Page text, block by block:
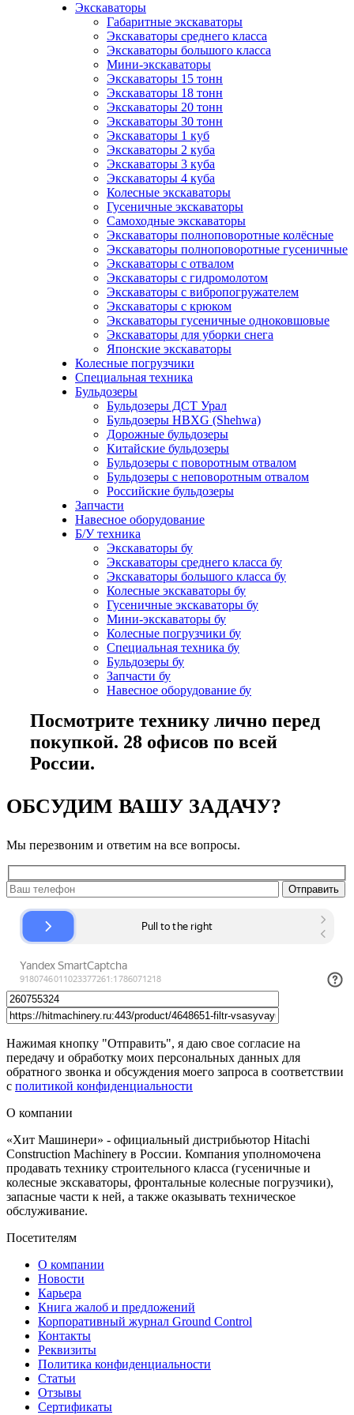
Экскаваторы
Габаритные экскаваторы
Экскаваторы среднего класса
Экскаваторы большого класса
Мини-экскаваторы
Экскаваторы 15 тонн
Экскаваторы 18 тонн
Экскаваторы 20 тонн
Экскаваторы 30 тонн
Экскаваторы 1 куб
Экскаваторы 2 куба
Экскаваторы 3 куба
Экскаваторы 4 куба
Колесные экскаваторы
Гусеничные экскаваторы
Самоходные экскаваторы
Экскаваторы полноповоротные колёсные
Экскаваторы полноповоротные гусеничные
Экскаваторы с отвалом
Экскаваторы с гидромолотом
Экскаваторы с вибропогружателем
Экскаваторы с крюком
Экскаваторы гусеничные одноковшовые
Экскаваторы для уборки снега
Японские экскаваторы
Колесные погрузчики
Специальная техника
Бульдозеры
Бульдозеры ДСТ Урал
Бульдозеры HBXG (Shehwa)
Дорожные бульдозеры
Китайские бульдозеры
Бульдозеры с поворотным отвалом
Бульдозеры с неповоротным отвалом
Российские бульдозеры
Запчасти
Навесное оборудование
Б/У техника
Экскаваторы бу
Экскаваторы среднего класса бу
Экскаваторы большого класса бу
Колесные экскаваторы бу
Гусеничные экскаваторы бу
Мини-экскаваторы бу
Колесные погрузчики бу
Специальная техника бу
Бульдозеры бу
Запчасти бу
Навесное оборудование бу
Посмотрите технику лично перед
покупкой. 28 офисов по всей
России.
ОБСУДИМ ВАШУ ЗАДАЧУ?
Мы перезвоним и ответим на все вопросы.
Нажимая кнопку "Отправить", я даю свое согласие на
передачу и обработку моих персональных данных для
обратного звонка и обсуждения моего запроса в соответствии
с политикой конфиденциальности
О компании
«Хит Машинери» - официальный дистрибьютор Hitachi
Construction Machinery в России. Компания уполномочена
продавать технику строительного класса (гусеничные и
колесные экскаваторы, фронтальные колесные погрузчики),
запасные части к ней, а также оказывать техническое
обслуживание.
Посетителям
О компании
Новости
Карьера
Книга жалоб и предложений
Корпоративный журнал Ground Control
Контакты
Реквизиты
Политика конфиденциальности
Статьи
Отзывы
Сертификаты